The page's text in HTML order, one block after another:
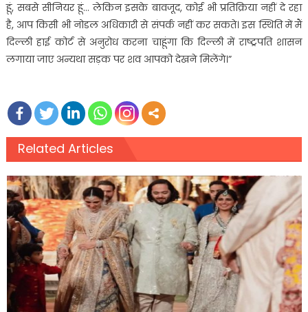
हूं, सबसे सीनियर हूं… लेकिन इसके बावजूद, कोई भी प्रतिक्रिया नहीं दे रहा
है, आप किसी भी नोडल अधिकारी से संपर्क नहीं कर सकते। इस स्थिति में मैं
दिल्ली हाई कोर्ट से अनुरोध करना चाहूंगा कि दिल्ली में राष्ट्रपति शासन
लगाया जाए अन्यथा सड़क पर शव आपको देखने मिलेंगे।”
Related Articles